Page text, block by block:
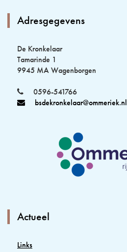
Adresgegevens
De Kronkelaar
Tamarinde 1
9945 MA Wagenborgen
0596-541766
bsdekronkelaar@ommeriek.nl
Actueel
Links